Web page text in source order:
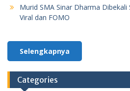
Murid SMA Sinar Dharma
Viral dan FOMO
Selengkapnya
Categories